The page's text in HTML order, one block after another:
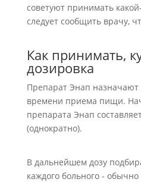
советуют принимать
следует сообщить врачу,
Как принимать,
дозировка
Препарат Энап назначают
времени приема пищи.
препарата Энап
(однократно).
В дальнейшем дозу
каждого больного -